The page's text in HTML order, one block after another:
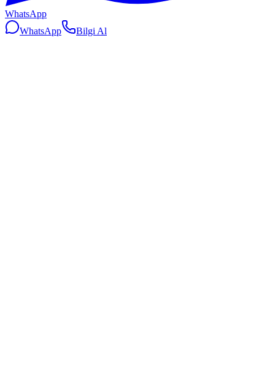
WhatsApp
WhatsApp
Bilgi Al